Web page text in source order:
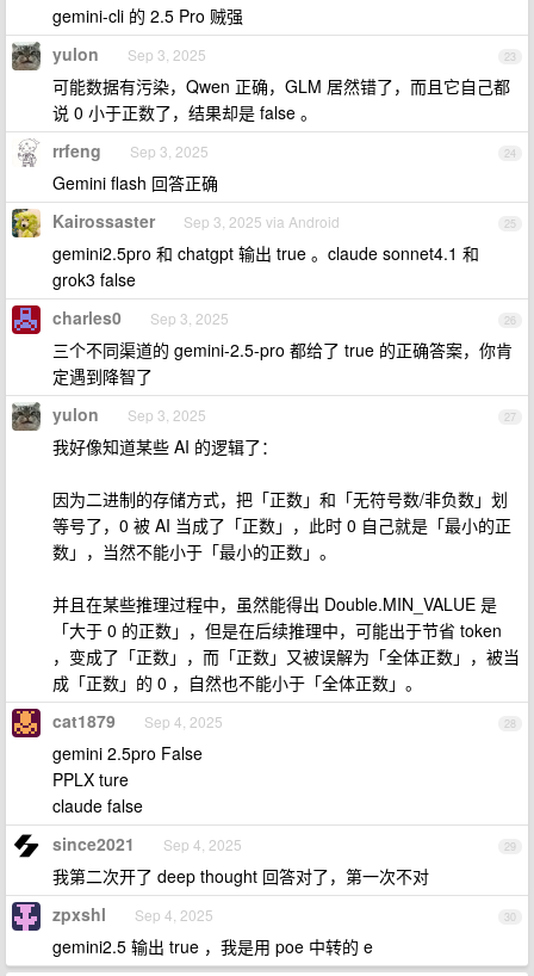
gemini-cli 的 2.5 Pro 贼强
23
yulon Sep 3, 2025
可能数据有污染，Qwen 正确，GLM 居然错了，而且它自己都
说 0 小于正数了，结果却是 false 。
24
rrfeng Sep 3, 2025
Gemini flash 回答正确
25
Kairossaster Sep 3, 2025 via Android
gemini2.5pro 和 chatgpt 输出 true 。claude sonnet4.1 和
grok3 false
26
charles0 Sep 3, 2025
三个不同渠道的 gemini-2.5-pro 都给了 true 的正确答案，你肯
定遇到降智了
27
yulon Sep 3, 2025
我好像知道某些 AI 的逻辑了：
因为二进制的存储方式，把「正数」和「无符号数/非负数」划
等号了，0 被 AI 当成了「正数」，此时 0 自己就是「最小的正
数」，当然不能小于「最小的正数」。
并且在某些推理过程中，虽然能得出 Double.MIN_VALUE 是
「大于 0 的正数」，但是在后续推理中，可能出于节省 token
，变成了「正数」，而「正数」又被误解为「全体正数」，被当
成「正数」的 0 ，自然也不能小于「全体正数」。
28
cat1879 Sep 4, 2025
gemini 2.5pro False
PPLX ture
claude false
29
since2021 Sep 4, 2025
我第二次开了 deep thought 回答对了，第一次不对
30
zpxshl Sep 4, 2025
gemini2.5 输出 true ，我是用 poe 中转的 e